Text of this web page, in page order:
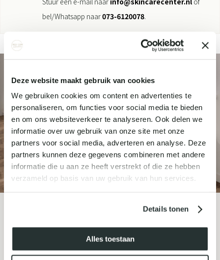
Deze website maakt gebruik van cookies
We gebruiken cookies om content en advertenties te
personaliseren, om functies voor social media te bieden
en om ons websiteverkeer te analyseren. Ook delen we
informatie over uw gebruik van onze site met onze
partners voor social media, adverteren en analyse. Deze
partners kunnen deze gegevens combineren met andere
informatie die u aan ze heeft verstrekt of die ze hebben
verzameld op basis van uw gebruik van hun services.
Details tonen
Alles toestaan
bel/Whatsapp naar073-6120078.
NIEUWSBRIEF